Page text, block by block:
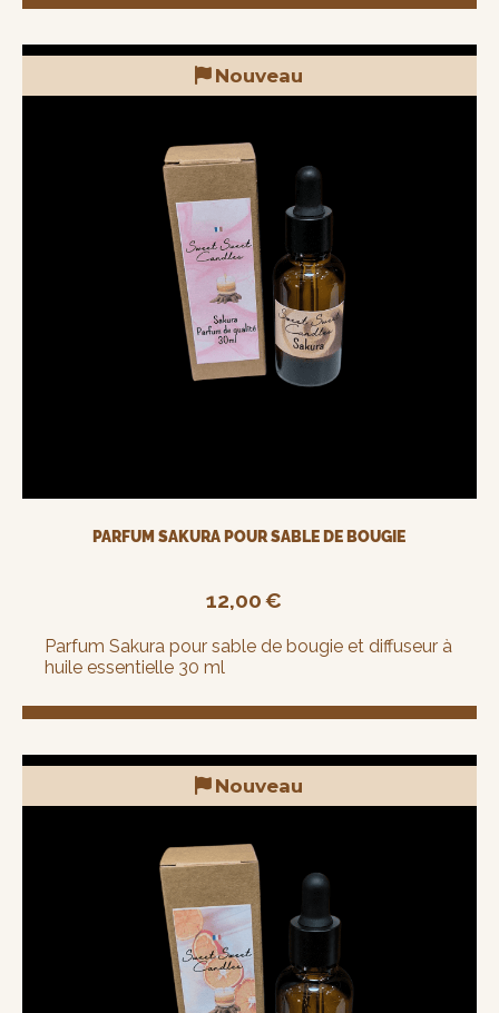
Nouveau
PARFUM SAKURA POUR SABLE DE BOUGIE
12,00€
Parfum Sakura pour sable de bougie et diffuseur à
huile essentielle 30 ml
Nouveau